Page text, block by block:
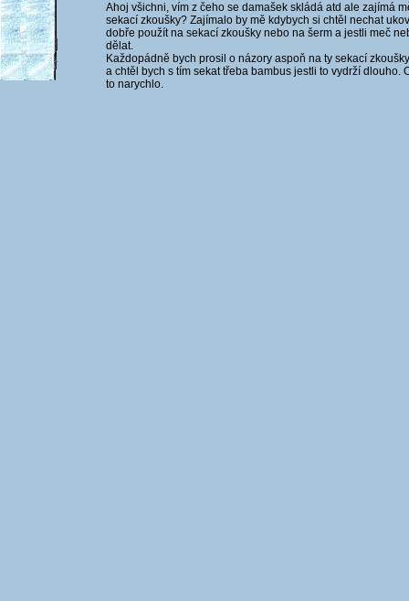
Ahoj všichni, vím z čeho se damašek skládá atd ale zajímá
sekací zkoušky? Zajímalo by mě kdybych si chtěl nechat
dobře použít na sekací zkoušky nebo na šerm a jestli meč
dělat.
Každopádně bych prosil o názory aspoň na ty sekací
a chtěl bych s tím sekat třeba bambus jestli to vydrží
to narychlo.